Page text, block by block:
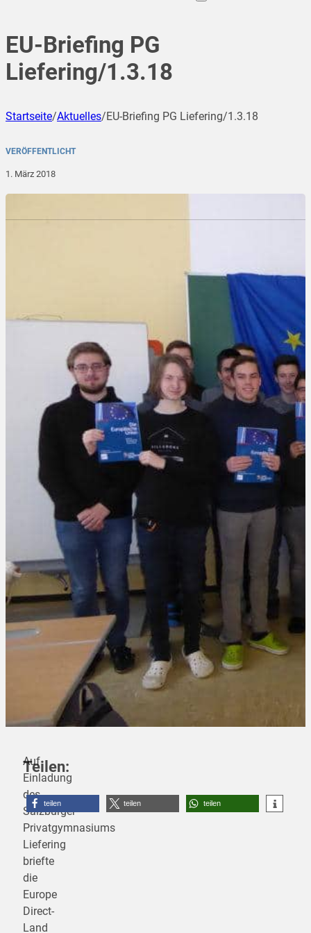
EU-Briefing PG
Liefering/1.3.18
Startseite/Aktuelles/EU-Briefing PG Liefering/1.3.18
VERÖFFENTLICHT
1. März 2018
Auf
Einladung
des
Salzburger
Privatgymnasiums
Liefering
briefte
die
Europe
Direct-
Land
Teilen:
teilen teilen teilen